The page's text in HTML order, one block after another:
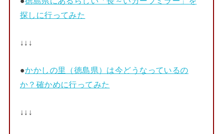
探しに行ってみた
↓↓↓
●かかしの里（徳島県）は今どうなっているの
か？確かめに行ってみた
↓↓↓